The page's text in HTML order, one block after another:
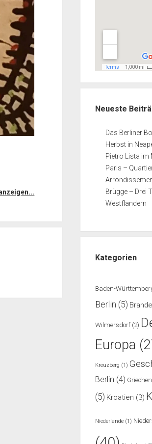
Neueste
Das Berliner
Herbst in
Pietro Lista im
Paris –
Brügge – Drei
Westflandern
Kategorien
Baden-
Berlin (5)
Wilmersdorf (2)
Europa
Kreuzberg (1)
Berlin (4)
(5) Kroatien (3)
Niederlande (1)